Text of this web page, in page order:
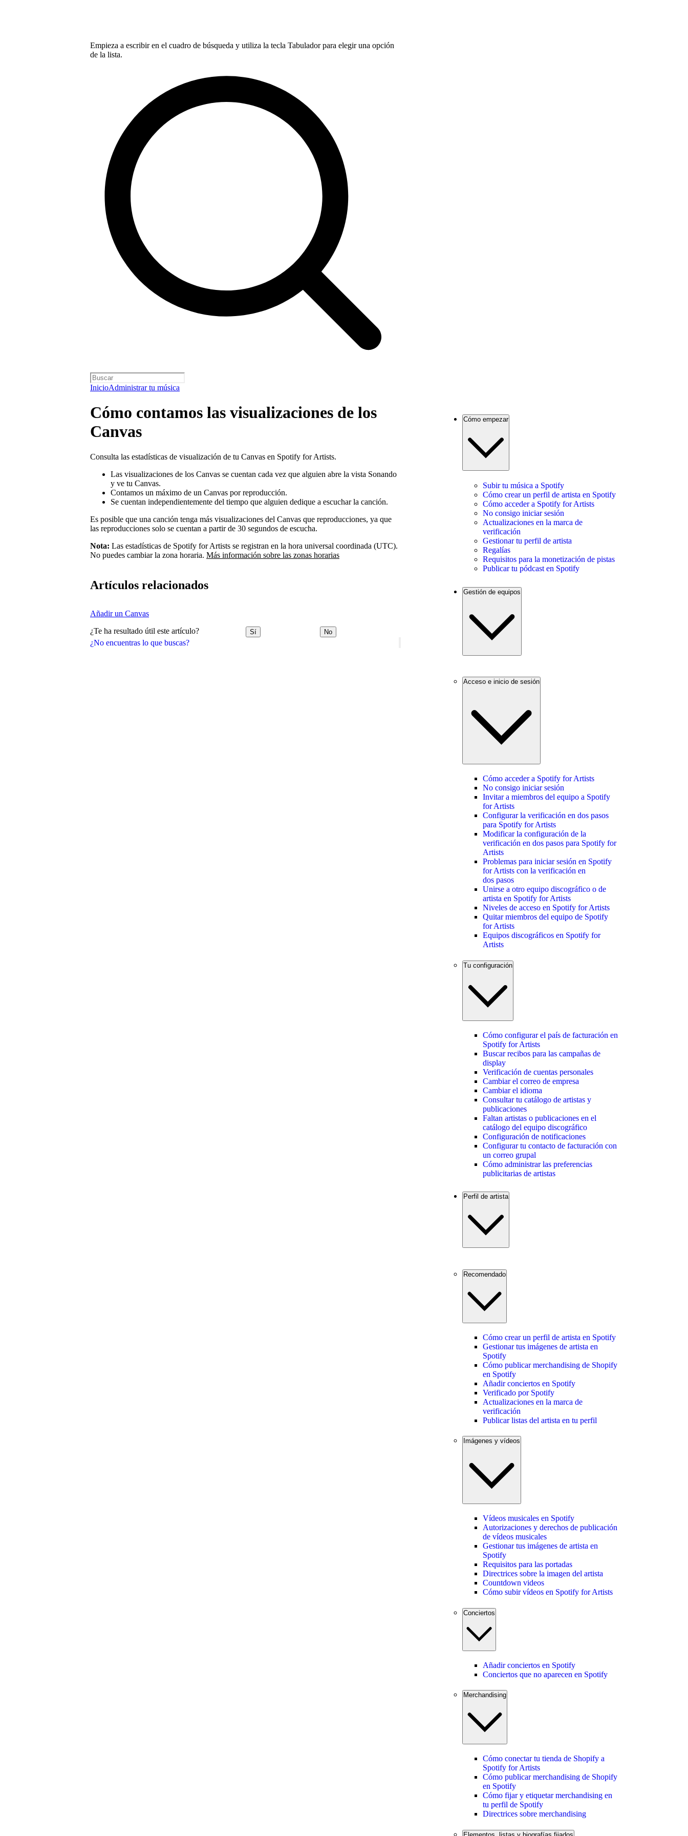
Empieza a escribir en el cuadro de búsqueda y utiliza la tecla Tabulador para elegir una opción
de la lista.
InicioAdministrar tu música
¿No encuentras lo que buscas?
Cómo contamos las visualizaciones de los
Canvas
Consulta las estadísticas de visualización de tu Canvas en Spotify for Artists.
Las visualizaciones de los Canvas se cuentan cada vez que alguien abre la vista Sonando
y ve tu Canvas.
Contamos un máximo de un Canvas por reproducción.
Se cuentan independientemente del tiempo que alguien dedique a escuchar la canción.
Es posible que una canción tenga más visualizaciones del Canvas que reproducciones, ya que
las reproducciones solo se cuentan a partir de 30 segundos de escucha.
Nota: Las estadísticas de Spotify for Artists se registran en la hora universal coordinada (UTC).
No puedes cambiar la zona horaria. Más información sobre las zonas horarias
Artículos relacionados
Añadir un Canvas
¿Te ha resultado útil este artículo? Sí No
Cómo empezar
Subir tu música a Spotify
Cómo crear un perfil de artista en Spotify
Cómo acceder a Spotify for Artists
No consigo iniciar sesión
Actualizaciones en la marca de
verificación
Gestionar tu perfil de artista
Regalías
Requisitos para la monetización de pistas
Publicar tu pódcast en Spotify
Gestión de equipos
Acceso e inicio de sesión
Cómo acceder a Spotify for Artists
No consigo iniciar sesión
Invitar a miembros del equipo a Spotify
for Artists
Configurar la verificación en dos pasos
para Spotify for Artists
Modificar la configuración de la
verificación en dos pasos para Spotify for
Artists
Problemas para iniciar sesión en Spotify
for Artists con la verificación en
dos pasos
Unirse a otro equipo discográfico o de
artista en Spotify for Artists
Niveles de acceso en Spotify for Artists
Quitar miembros del equipo de Spotify
for Artists
Equipos discográficos en Spotify for
Artists
Tu configuración
Cómo configurar el país de facturación en
Spotify for Artists
Buscar recibos para las campañas de
display
Verificación de cuentas personales
Cambiar el correo de empresa
Cambiar el idioma
Consultar tu catálogo de artistas y
publicaciones
Faltan artistas o publicaciones en el
catálogo del equipo discográfico
Configuración de notificaciones
Configurar tu contacto de facturación con
un correo grupal
Cómo administrar las preferencias
publicitarias de artistas
Perfil de artista
Recomendado
Cómo crear un perfil de artista en Spotify
Gestionar tus imágenes de artista en
Spotify
Cómo publicar merchandising de Shopify
en Spotify
Añadir conciertos en Spotify
Verificado por Spotify
Actualizaciones en la marca de
verificación
Publicar listas del artista en tu perfil
Imágenes y vídeos
Vídeos musicales en Spotify
Autorizaciones y derechos de publicación
de vídeos musicales
Gestionar tus imágenes de artista en
Spotify
Requisitos para las portadas
Directrices sobre la imagen del artista
Countdown videos
Cómo subir vídeos en Spotify for Artists
Conciertos
Añadir conciertos en Spotify
Conciertos que no aparecen en Spotify
Merchandising
Cómo conectar tu tienda de Shopify a
Spotify for Artists
Cómo publicar merchandising de Shopify
en Spotify
Cómo fijar y etiquetar merchandising en
tu perfil de Spotify
Directrices sobre merchandising